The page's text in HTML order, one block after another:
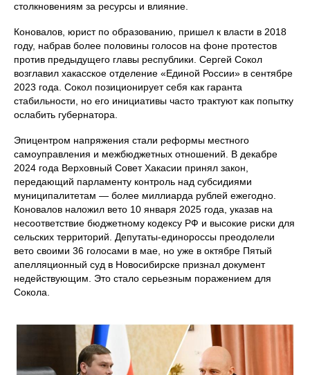
столкновениям за ресурсы и влияние.
Коновалов, юрист по образованию, пришел к власти в 2018
году, набрав более половины голосов на фоне протестов
против предыдущего главы республики. Сергей Сокол
возглавил хакасское отделение «Единой России» в сентябре
2023 года. Сокол позиционирует себя как гаранта
стабильности, но его инициативы часто трактуют как попытку
ослабить губернатора.
Эпицентром напряжения стали реформы местного
самоуправления и межбюджетных отношений. В декабре
2024 года Верховный Совет Хакасии принял закон,
передающий парламенту контроль над субсидиями
муниципалитетам — более миллиарда рублей ежегодно.
Коновалов наложил вето 10 января 2025 года, указав на
несоответствие бюджетному кодексу РФ и высокие риски для
сельских территорий. Депутаты-единороссы преодолели
вето своими 36 голосами в мае, но уже в октябре Пятый
апелляционный суд в Новосибирске признал документ
недействующим. Это стало серьезным поражением для
Сокола.